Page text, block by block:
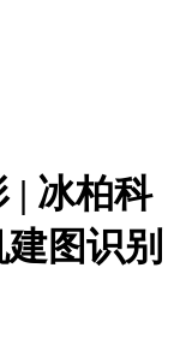
| 冰柏科
图识别